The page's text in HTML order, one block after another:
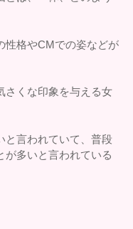
性格やCMでの姿などが
さくな印象を与える女
と言われていて、普段
が多いと言われている